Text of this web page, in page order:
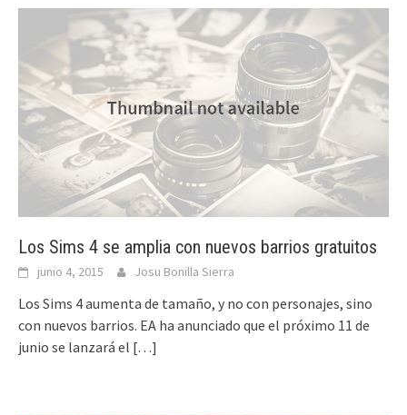
Los Sims 4 se amplia con nuevos barrios gratuitos
junio 4, 2015 Josu Bonilla Sierra
Los Sims 4 aumenta de tamaño, y no con personajes, sino
con nuevos barrios. EA ha anunciado que el próximo 11 de
junio se lanzará el […]